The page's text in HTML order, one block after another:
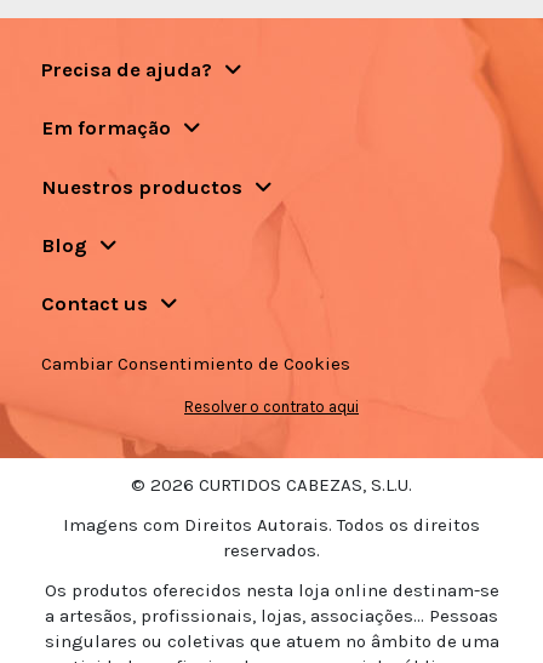
Precisa de ajuda?
Em formação
Nuestros productos
Blog
Contact us
Cambiar Consentimiento de Cookies
Resolver o contrato aqui
© 2026 CURTIDOS CABEZAS, S.L.U.
Imagens com Direitos Autorais. Todos os direitos
reservados.
Os produtos oferecidos nesta loja online destinam-se
a artesãos, profissionais, lojas, associações... Pessoas
singulares ou coletivas que atuem no âmbito de uma